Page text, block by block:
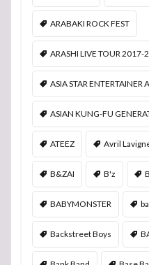
ARABAKI ROCK FEST
ARASHI LIVE TOUR 2017-
ASIA STAR ENTERTAINER
ASIAN KUNG-FU
ATEEZ Avril
B&ZAI B'z
BABYMONSTER
Backstreet Boys